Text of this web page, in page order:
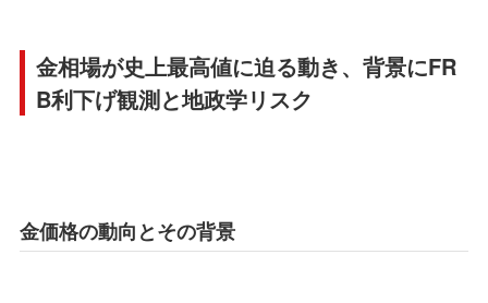
金相場が史上最高値に迫る動き、背景にFR
B利下げ観測と地政学リスク
金価格の動向とその背景